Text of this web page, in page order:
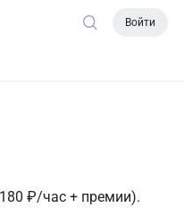
Войти
₽/час + премии).